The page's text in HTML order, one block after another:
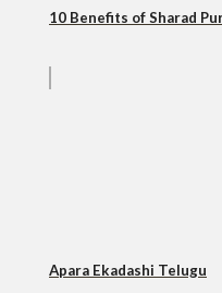
10 Benefits of Sharad
Apara Ekadashi Telugu